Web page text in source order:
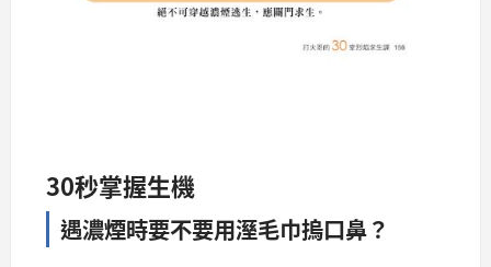
30秒掌握生機
遇濃煙時要不要用溼毛巾摀口鼻？